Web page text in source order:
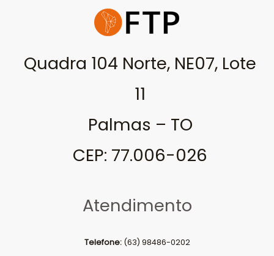
Quadra 104 Norte, NE07, Lote
11
Palmas – TO
CEP: 77.006-026
Atendimento
Telefone: (63) 98486-0202